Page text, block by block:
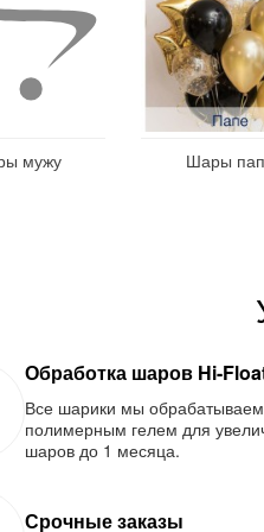
мужу Шары
Обработка шаров Hi-
Все шарики мы
полимерным гелем для
шаров до 1 месяца.
Срочные заказы